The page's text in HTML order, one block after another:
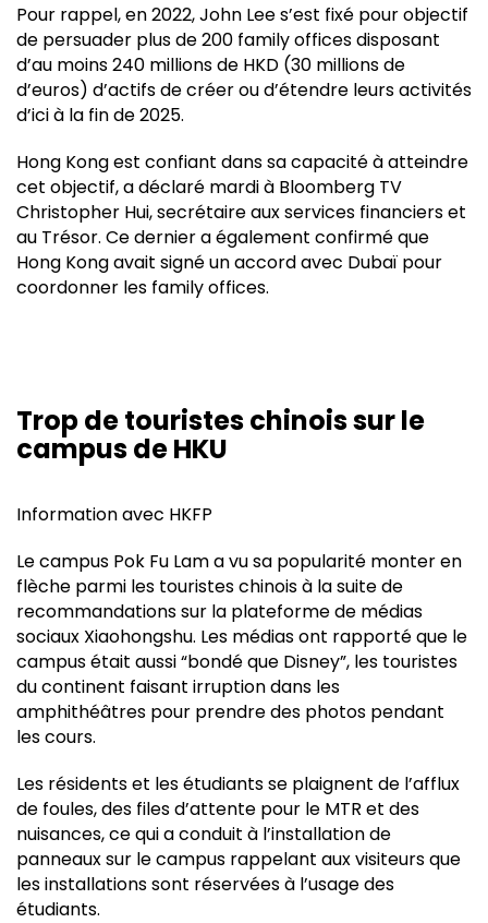
Pour rappel, en 2022, John Lee s’est fixé pour objectif
de persuader plus de 200 family offices disposant
d’au moins 240 millions de HKD (30 millions de
d’euros) d’actifs de créer ou d’étendre leurs activités
d’ici à la fin de 2025.
Hong Kong est confiant dans sa capacité à atteindre
cet objectif, a déclaré mardi à Bloomberg TV
Christopher Hui, secrétaire aux services financiers et
au Trésor. Ce dernier a également confirmé que
Hong Kong avait signé un accord avec Dubaï pour
coordonner les family offices.
Trop de touristes chinois sur le
campus de HKU
Information avec HKFP
Le campus Pok Fu Lam a vu sa popularité monter en
flèche parmi les touristes chinois à la suite de
recommandations sur la plateforme de médias
sociaux Xiaohongshu. Les médias ont rapporté que le
campus était aussi “bondé que Disney”, les touristes
du continent faisant irruption dans les
amphithéâtres pour prendre des photos pendant
les cours.
Les résidents et les étudiants se plaignent de l’afflux
de foules, des files d’attente pour le MTR et des
nuisances, ce qui a conduit à l’installation de
panneaux sur le campus rappelant aux visiteurs que
les installations sont réservées à l’usage des
étudiants.